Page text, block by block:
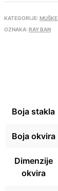
KATEGORIJE: MUŠKE
OZNAKA: RAY BAN
Boja stakla
Boja okvira
Dimenzije
okvira